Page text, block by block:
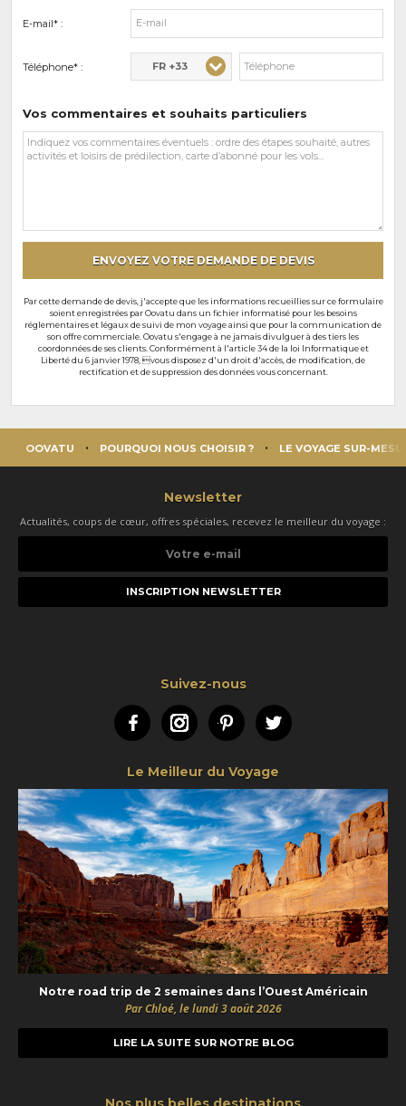
E-mail* :
Téléphone* : FR +33
Vos commentaires et souhaits particuliers
Vos
commentaires
ENVOYEZ VOTRE DEMANDE DE DEVIS
Par cette demande de devis, j'accepte que les informations recueillies sur ce formulaire
soient enregistrées par Oovatu dans un fichier informatisé pour les besoins
réglementaires et légaux de suivi de mon voyage ainsi que pour la communication de
son offre commerciale. Oovatu s'engage à ne jamais divulguer à des tiers les
coordonnées de ses clients. Conformément à l'article 34 de la loi Informatique et
Liberté du 6 janvier 1978, vous disposez d'un droit d'accès, de modification, de
rectification et de suppression des données vous concernant.
OOVATU POURQUOI NOUS CHOISIR ? LE VOYAGE SUR-
Newsletter
Actualités, coups de cœur, offres spéciales, recevez le meilleur du voyage :
e-
Suivez-nous
FacebookInstagramPinterestTwitter
Le Meilleur du Voyage
Notre road trip de 2 semaines dans l’Ouest Américain
Par Chloé, le lundi 3 août 2026
LIRE LA SUITE SUR NOTRE BLOG